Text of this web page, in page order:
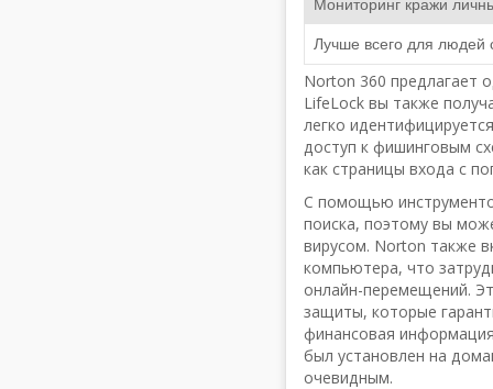
Мониторинг кражи
Лучше всего для людей
Norton 360 предлагает
LifeLock вы также
легко
доступ к фишинговым
как страницы входа с
С помощью
поиска, поэтому вы
вирусом. Norton также
компьютера, что
онлайн-перемещений.
защиты, которые
финансовая
был установлен на
очевидным.